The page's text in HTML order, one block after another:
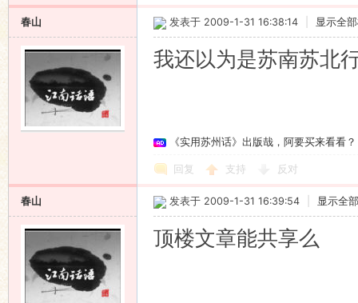
春山 发表于 2009-1-31 16:38:14 显示全
我还以为是苏南苏北
《实用苏州话》出版哉，阿要买来看看？
回复 支持 反对
春山 发表于 2009-1-31 16:39:54 显示全
顶楼文章能共享么